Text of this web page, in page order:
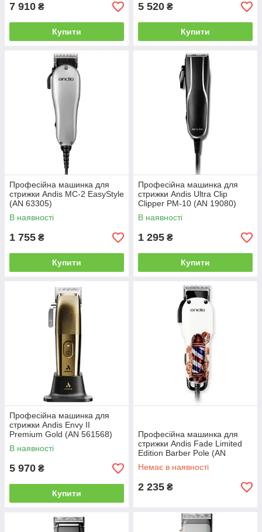
7 910 ₴
Купити
5 520 ₴
Купити
Професійна машинка для
стрижки Andis MC-2 EasyStyle
(AN 63305)
В наявності
1 755 ₴
Купити
Професійна машинка для
стрижки Andis Ultra Clip
Clipper PM-10 (AN 19080)
В наявності
1 295 ₴
Купити
Професійна машинка для
стрижки Andis Envy II
Premium Gold (AN 561568)
В наявності
5 970 ₴
Купити
Професійна машинка для
стрижки Andis Fade Limited
Edition Barber Pole (AN
66725)
Немає в наявності
2 235 ₴